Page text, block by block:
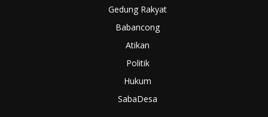
Gedung Rakyat
Babancong
Atikan
Politik
Hukum
SabaDesa